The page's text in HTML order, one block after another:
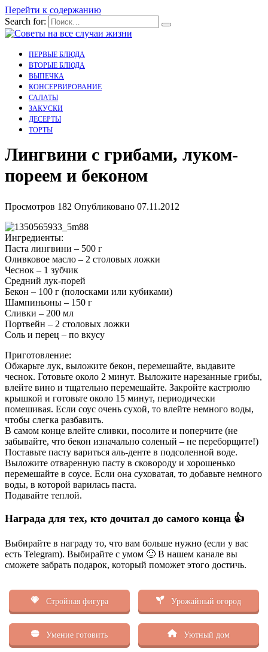
Перейти к содержанию
Search for:
ПЕРВЫЕ БЛЮДА
ВТОРЫЕ БЛЮДА
ВЫПЕЧКА
КОНСЕРВИРОВАНИЕ
САЛАТЫ
ЗАКУСКИ
ДЕСЕРТЫ
ТОРТЫ
Лингвини с грибами, луком-
пореем и беконом
Просмотров 182 Опубликовано 07.11.2012
Ингредиенты:
Паста лингвини – 500 г
Оливковое масло – 2 столовых ложки
Чеснок – 1 зубчик
Средний лук-порей
Бекон – 100 г (полосками или кубиками)
Шампиньоны – 150 г
Сливки – 200 мл
Портвейн – 2 столовых ложки
Соль и перец – по вкусу
Приготовление:
Обжарьте лук, выложите бекон, перемешайте, выдавите
чеснок. Готовьте около 2 минут. Выложите нарезанные грибы,
влейте вино и тщательно перемешайте. Закройте кастрюлю
крышкой и готовьте около 15 минут, периодически
помешивая. Если соус очень сухой, то влейте немного воды,
чтобы слегка разбавить.
В самом конце влейте сливки, посолите и поперчите (не
забывайте, что бекон изначально соленый – не переборщите!)
Поставьте пасту вариться аль-денте в подсоленной воде.
Выложите отваренную пасту в сковороду и хорошенько
перемешайте в соусе. Если она суховатая, то добавьте немного
воды, в которой варилась паста.
Подавайте теплой.
Награда для тех, кто дочитал до самого конца 👍
Выбирайте в награду то, что вам больше нужно (если у вас
есть Telegram). Выбирайте с умом 🙂 В нашем канале вы
сможете забрать подарок, который поможет этого достичь.
Стройная фигура Урожайный огород
Умение готовить Уютный дом